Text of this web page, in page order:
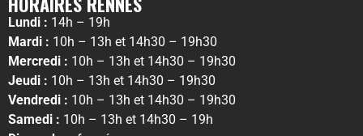
Lundi : 14h – 19h
Mardi : 10h – 13h et 14h30 – 19h30
Mercredi : 10h – 13h et 14h30 – 19h30
Jeudi : 10h – 13h et 14h30 – 19h30
Vendredi : 10h – 13h et 14h30 – 19h30
Samedi : 10h – 13h et 14h30 – 19h